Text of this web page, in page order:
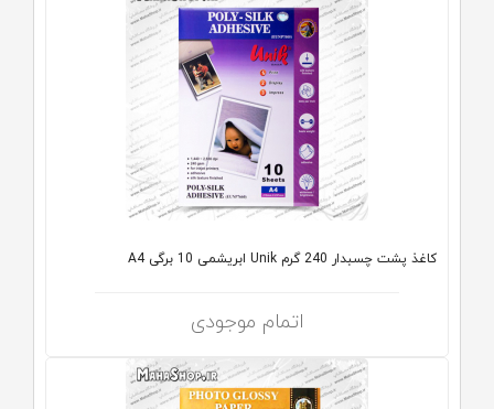
کاغذ پشت چسبدار 240 گرم Unik ابریشمی 10 برگی A4
اتمام موجودی